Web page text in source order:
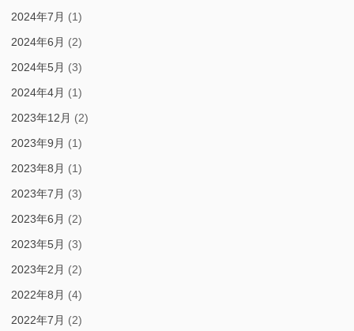
2024年7月 (1)
2024年6月 (2)
2024年5月 (3)
2024年4月 (1)
2023年12月 (2)
2023年9月 (1)
2023年8月 (1)
2023年7月 (3)
2023年6月 (2)
2023年5月 (3)
2023年2月 (2)
2022年8月 (4)
2022年7月 (2)